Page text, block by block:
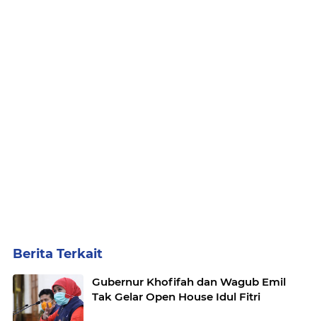
Berita Terkait
Gubernur Khofifah dan Wagub Emil
Tak Gelar Open House Idul Fitri